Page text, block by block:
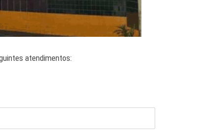
atendimentos: